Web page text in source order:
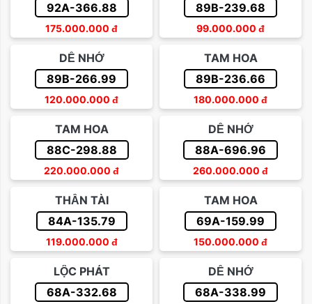
92A-366.88
175.000.000 đ
89B-239.68
99.000.000 đ
DỄ NHỚ
89B-266.99
120.000.000 đ
TAM HOA
89B-236.66
180.000.000 đ
TAM HOA
88C-298.88
220.000.000 đ
DỄ NHỚ
88A-696.96
260.000.000 đ
THẦN TÀI
84A-135.79
119.000.000 đ
TAM HOA
69A-159.99
150.000.000 đ
LỘC PHÁT
68A-332.68
DỄ NHỚ
68A-338.99